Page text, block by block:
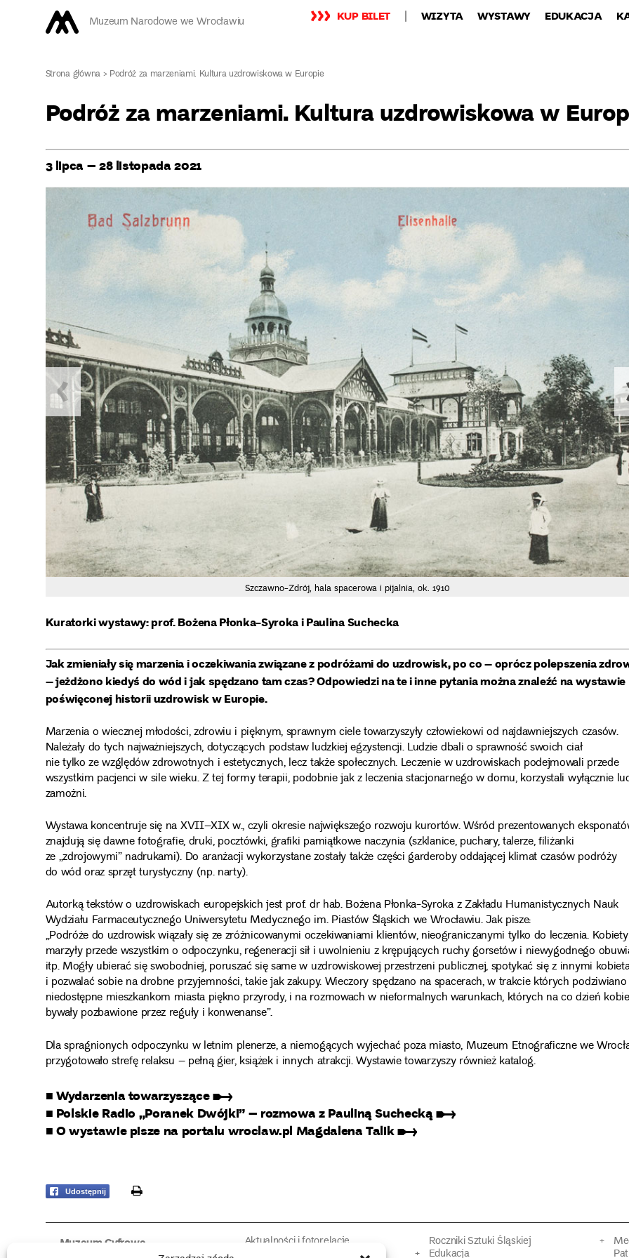
Muzeum Narodowe we Wrocławiu KUP BILET WIZYTA WYSTAWY EDUKACJA
Strona główna>Podróż za marzeniami. Kultura uzdrowiskowa w Europie
Podróż za marzeniami. Kultura uzdrowiskowa w
3 lipca – 28 listopada 2021
Szczawno-Zdrój, hala spacerowa i pijalnia, ok. 1910
Kuratorki wystawy: prof. Bożena Płonka-Syroka i Paulina Suchecka
Jak zmieniały się marzenia i oczekiwania związane z podróżami do uzdrowisk, po co – oprócz polepszenia
– jeżdżono kiedyś do wód i jak spędzano tam czas? Odpowiedzi na te i inne pytania można znaleźć na wystawie
poświęconej historii uzdrowisk w Europie.
Marzenia o wiecznej młodości, zdrowiu i pięknym, sprawnym ciele towarzyszyły człowiekowi od najdawniejszych czasów.
Należały do tych najważniejszych, dotyczących podstaw ludzkiej egzystencji. Ludzie dbali o sprawność swoich ciał
nie tylko ze względów zdrowotnych i estetycznych, lecz także społecznych. Leczenie w uzdrowiskach podejmowali przede
wszystkim pacjenci w sile wieku. Z tej formy terapii, podobnie jak z leczenia stacjonarnego w domu, korzystali wyłącznie
zamożni.
Wystawa koncentruje się na XVII–XIX w., czyli okresie największego rozwoju kurortów. Wśród prezentowanych
znajdują się dawne fotografie, druki, pocztówki, grafiki pamiątkowe naczynia (szklanice, puchary, talerze, filiżanki
ze „zdrojowymi” nadrukami). Do aranżacji wykorzystane zostały także części garderoby oddającej klimat czasów podróży
do wód oraz sprzęt turystyczny (np. narty).
Autorką tekstów o uzdrowiskach europejskich jest prof. dr hab. Bożena Płonka-Syroka z Zakładu Humanistycznych Nauk
Wydziału Farmaceutycznego Uniwersytetu Medycznego im. Piastów Śląskich we Wrocławiu. Jak pisze:
„Podróże do uzdrowisk wiązały się ze zróżnicowanymi oczekiwaniami klientów, nieograniczanymi tylko do leczenia. Kobiety
marzyły przede wszystkim o odpoczynku, regeneracji sił i uwolnieniu z krępujących ruchy gorsetów i niewygodnego
itp. Mogły ubierać się swobodniej, poruszać się same w uzdrowiskowej przestrzeni publicznej, spotykać się z innymi
i pozwalać sobie na drobne przyjemności, takie jak zakupy. Wieczory spędzano na spacerach, w trakcie których podziwiano
niedostępne mieszkankom miasta piękno przyrody, i na rozmowach w nieformalnych warunkach, których na co dzień
bywały pozbawione przez reguły i konwenanse”.
Dla spragnionych odpoczynku w letnim plenerze, a niemogących wyjechać poza miasto, Muzeum Etnograficzne we
przygotowało strefę relaksu – pełną gier, książek i innych atrakcji.Wystawie towarzyszy również katalog.
■ Wydarzenia towarzyszące ➸
■ Polskie Radio „Poranek Dwójki” – rozmowa z Pauliną Suchecką ➸
■ O wystawie pisze na portalu wroclaw.pl Magdalena Talik ➸
Udostępnij print
Muzeum Cyfrowe Aktualności i fotorelacje Roczniki Sztuki Śląskiej
Edukacja